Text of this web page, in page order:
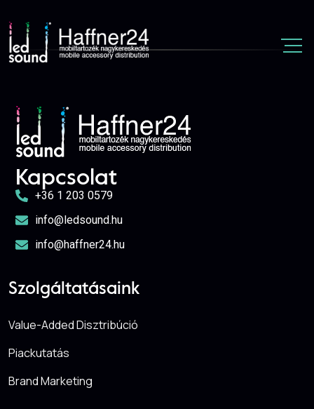
Kapcsolat
+36 1 203 0579
info@ledsound.hu
info@haffner24.hu
Szolgáltatásaink
Value-Added Disztribúció
Piackutatás
Brand Marketing